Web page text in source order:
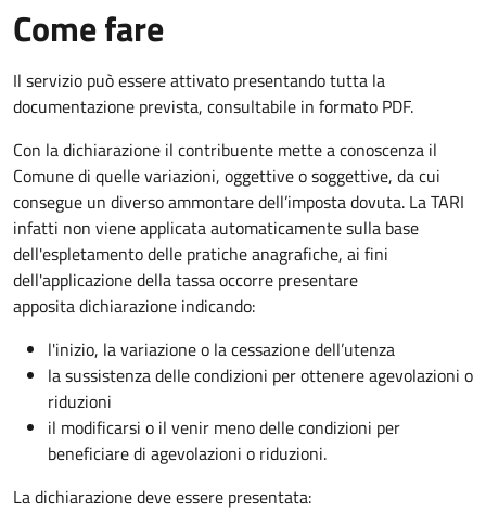
Come fare
Il servizio può essere attivato presentando tutta la
documentazione prevista, consultabile in formato PDF.
Con la dichiarazione il contribuente mette a conoscenza il
Comune di quelle variazioni, oggettive o soggettive, da cui
consegue un diverso ammontare dell’imposta dovuta. La TARI
infatti non viene applicata automaticamente sulla base
dell'espletamento delle pratiche anagrafiche, ai fini
dell'applicazione della tassa occorre presentare
apposita dichiarazione indicando:
l'inizio, la variazione o la cessazione dell’utenza
la sussistenza delle condizioni per ottenere agevolazioni o
riduzioni
il modificarsi o il venir meno delle condizioni per
beneficiare di agevolazioni o riduzioni.
La dichiarazione deve essere presentata: